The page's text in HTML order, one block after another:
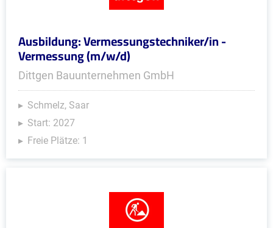
Ausbildung: Vermessungstechniker/in -
Vermessung (m/w/d)
Dittgen Bauunternehmen GmbH
Schmelz, Saar
Start: 2027
Freie Plätze: 1